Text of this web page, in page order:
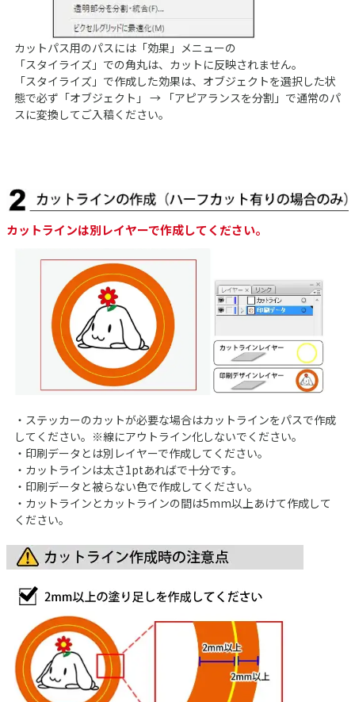
カットパス用のパスには「効果」メニューの
「スタイライズ」での角丸は、カットに反映されません。
「スタイライズ」で作成した効果は、オブジェクトを選択した状
態で必ず「オブジェクト」 → 「アピアランスを分割」で通常のパ
スに変換してご入稿ください。
カットラインは別レイヤーで作成してください。
・ステッカーのカットが必要な場合はカットラインをパスで作成
してください。※線にアウトライン化しないでください。
・印刷データとは別レイヤーで作成してください。
・カットラインは太さ1ptあればで十分です。
・印刷データと被らない色で作成してください。
・カットラインとカットラインの間は5mm以上あけて作成して
ください。